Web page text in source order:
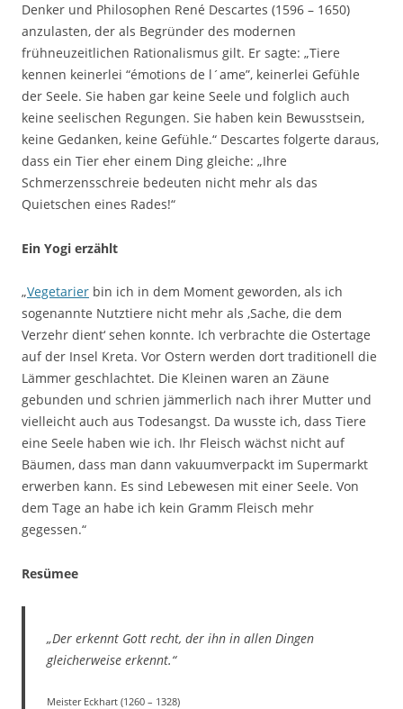
Denker und Philosophen René Descartes (1596 – 1650)
anzulasten, der als Begründer des modernen
frühneuzeitlichen Rationalismus gilt. Er sagte: „Tiere
kennen keinerlei “émotions de l´ame”, keinerlei Gefühle
der Seele. Sie haben gar keine Seele und folglich auch
keine seelischen Regungen. Sie haben kein Bewusstsein,
keine Gedanken, keine Gefühle.“ Descartes folgerte daraus,
dass ein Tier eher einem Ding gleiche: „Ihre
Schmerzensschreie bedeuten nicht mehr als das
Quietschen eines Rades!“
Ein Yogi erzählt
„Vegetarier bin ich in dem Moment geworden, als ich
sogenannte Nutztiere nicht mehr als ‚Sache, die dem
Verzehr dient‘ sehen konnte. Ich verbrachte die Ostertage
auf der Insel Kreta. Vor Ostern werden dort traditionell die
Lämmer geschlachtet. Die Kleinen waren an Zäune
gebunden und schrien jämmerlich nach ihrer Mutter und
vielleicht auch aus Todesangst. Da wusste ich, dass Tiere
eine Seele haben wie ich. Ihr Fleisch wächst nicht auf
Bäumen, dass man dann vakuumverpackt im Supermarkt
erwerben kann. Es sind Lebewesen mit einer Seele. Von
dem Tage an habe ich kein Gramm Fleisch mehr
gegessen.“
Resümee
„Der erkennt Gott recht, der ihn in allen Dingen
gleicherweise erkennt.“
Meister Eckhart (1260 – 1328)